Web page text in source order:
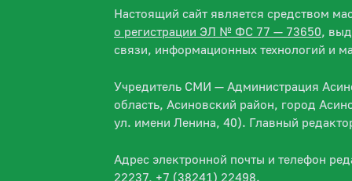
Настоящий сайт является средством
о регистрации ЭЛ № ФС 77 — 73650,
связи, информационных технологий и
Учредитель СМИ — Администрация
область, Асиновский район, город
ул. имени Ленина, 40). Главный
Адрес электронной почты и телефон
22237, +7 (38241) 22498.